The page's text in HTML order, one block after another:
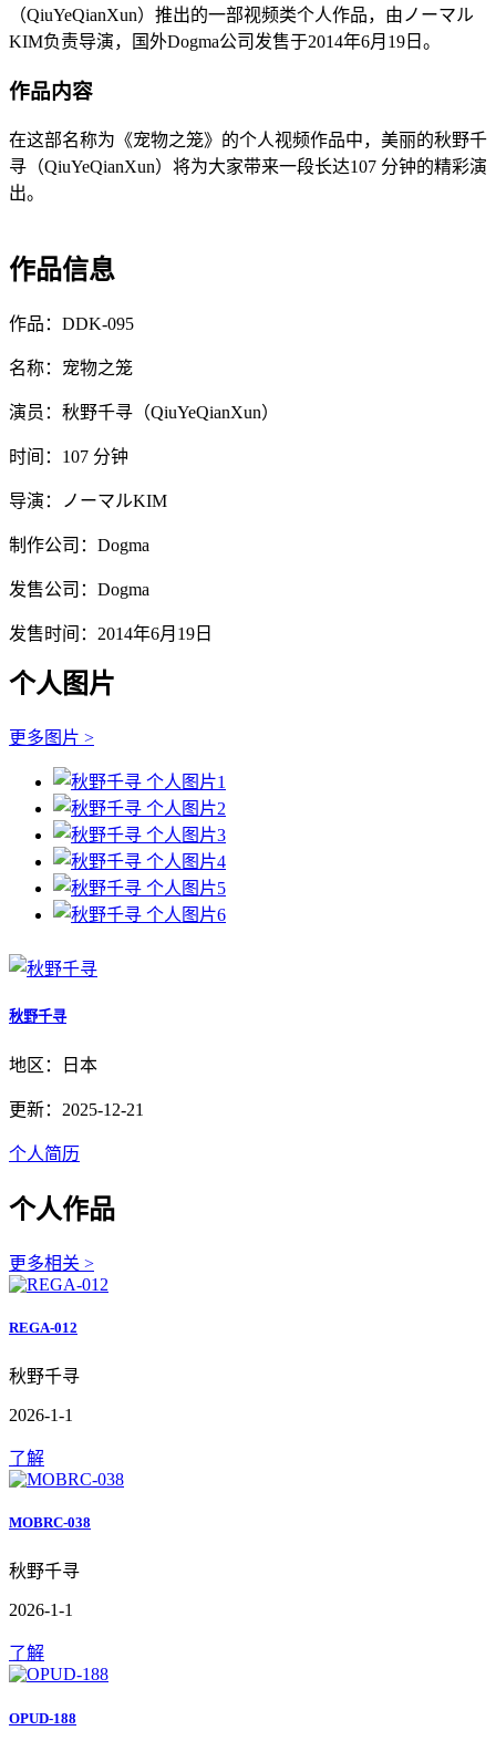
（QiuYeQianXun）推出的一部视频类个人作品，由ノーマル
KIM负责导演，国外Dogma公司发售于2014年6月19日。
作品内容
在这部名称为《宠物之笼》的个人视频作品中，美丽的秋野千
寻（QiuYeQianXun）将为大家带来一段长达107 分钟的精彩演
出。
作品信息
作品：DDK-095
名称：宠物之笼
演员：秋野千寻（QiuYeQianXun）
时间：107 分钟
导演：ノーマルKIM
制作公司：Dogma
发售公司：Dogma
发售时间：2014年6月19日
个人图片
更多图片 >
秋野千寻
地区：日本
更新：2025-12-21
个人简历
个人作品
更多相关 >
REGA-012
秋野千寻
2026-1-1
了解
MOBRC-038
秋野千寻
2026-1-1
了解
OPUD-188